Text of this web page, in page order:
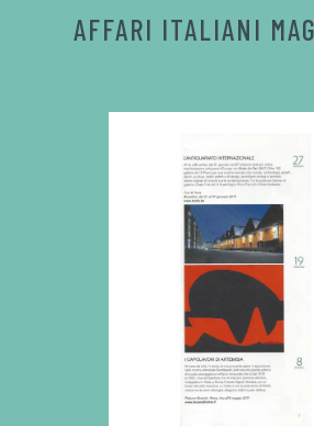
AFFARI ITALIANI